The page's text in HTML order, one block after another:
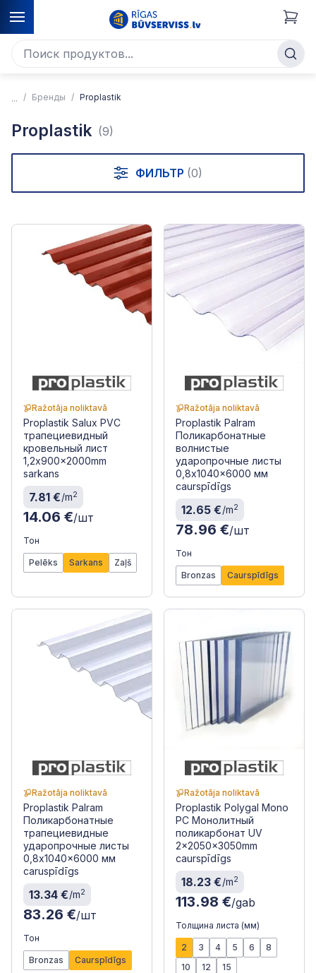
Бренды Proplastik
Proplastik (9)
ФИЛЬТР (0)
Ražotāja noliktavā
Proplastik Salux PVC
трапециевидный
кровельный лист
1,2x900x2000mm
sarkans
7.81 €/m2
14.06 €/шт
Тон
Pelēks Sarkans Zaļš
Ražotāja noliktavā
Proplastik Palram
Поликарбонатные
волнистые
ударопрочные листы
0,8x1040x6000 мм
caurspīdīgs
12.65 €/m2
78.96 €/шт
Тон
Bronzas Caurspīdīgs
Ražotāja noliktavā
Proplastik Palram
Поликарбонатные
трапециевидные
ударопрочные листы
0,8x1040x6000 мм
caruspīdīgs
13.34 €/m2
83.26 €/шт
Тон
Bronzas Caurspīdīgs
Ražotāja noliktavā
Proplastik Polygal Mono
PC Монолитный
поликарбонат UV
2x2050x3050mm
caurspīdīgs
18.23 €/m2
113.98 €/gab
Толщина листа (мм)
2 3 4 5 6
8
10
12 15